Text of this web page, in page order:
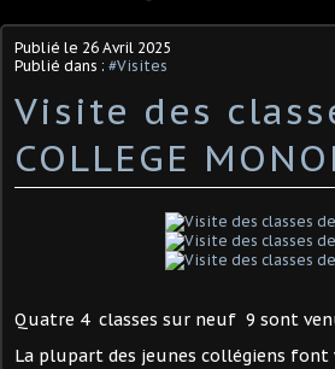
Publié le 26 Avril 2025
Publié dans : #Visites
Visite des
COLLEGE
Quatre 4 classes sur neuf 9 sont
La plupart des jeunes collégiens